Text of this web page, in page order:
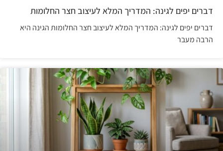
דברים יפים לגינה: המדריך המלא לעיצוב חצר החלומות
דברים יפים לגינה: המדריך המלא לעיצוב חצר החלומות הגינה היא
הרבה מעבר